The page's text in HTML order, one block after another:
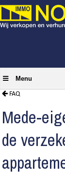
Menu
FAQ
Mede-
de